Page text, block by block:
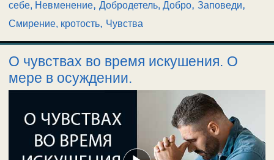
себе, Невменение, Добродетель, Добро, Заповеди,
Смирение, кротость, Чувства
О чувствах во время искушения. О
мере в осуждении.